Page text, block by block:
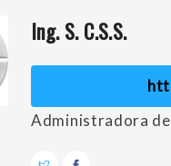
Ing. S. C.S.S.
Administradora